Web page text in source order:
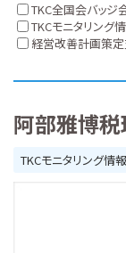
TKC全国会バッジ
TKCモニタリング
経営改善計画策
阿部雅博
TKCモニタリング情